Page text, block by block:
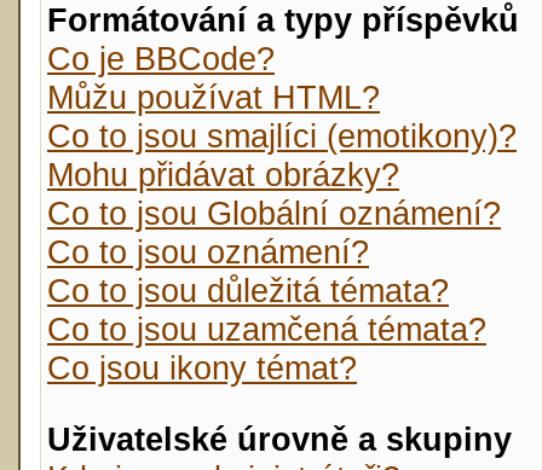
Formátování a typy příspěvků
Co je BBCode?
Můžu používat HTML?
Co to jsou smajlíci (emotikony)?
Mohu přidávat obrázky?
Co to jsou Globální oznámení?
Co to jsou oznámení?
Co to jsou důležitá témata?
Co to jsou uzamčená témata?
Co jsou ikony témat?
Uživatelské úrovně a skupiny